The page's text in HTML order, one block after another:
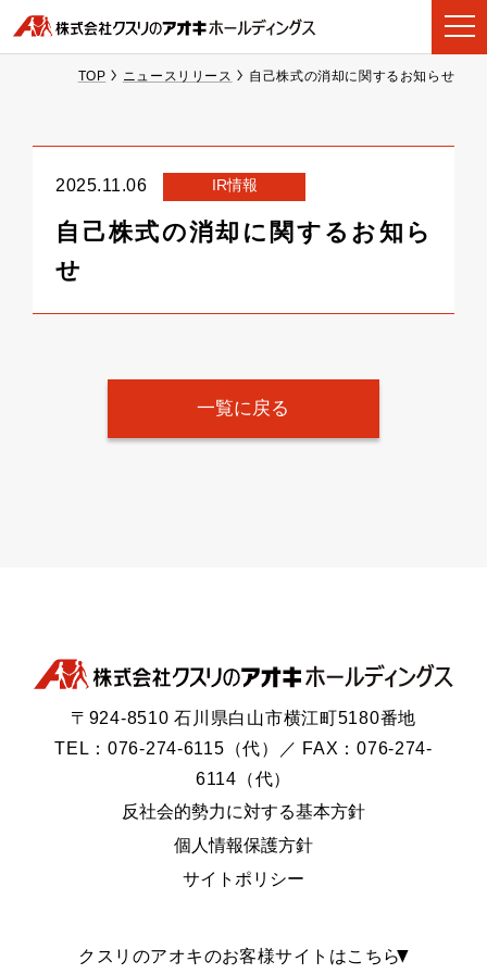
TOP ニュースリリース 自己株式の消却に関するお知らせ
2025.11.06 IR情報
自己株式の消却に関するお知ら
せ
一覧に戻る
〒924-8510 石川県白山市横江町5180番地
TEL：076-274-6115（代）／ FAX：076-274-
6114（代）
反社会的勢力に対する基本方針
個人情報保護方針
サイトポリシー
クスリのアオキのお客様サイトはこちら